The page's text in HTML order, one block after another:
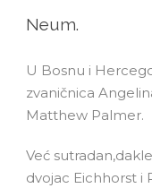
Neum.
U Bosnu i
zvaničnica
Matthew Palmer.
Već
dvojac Eichhorst i